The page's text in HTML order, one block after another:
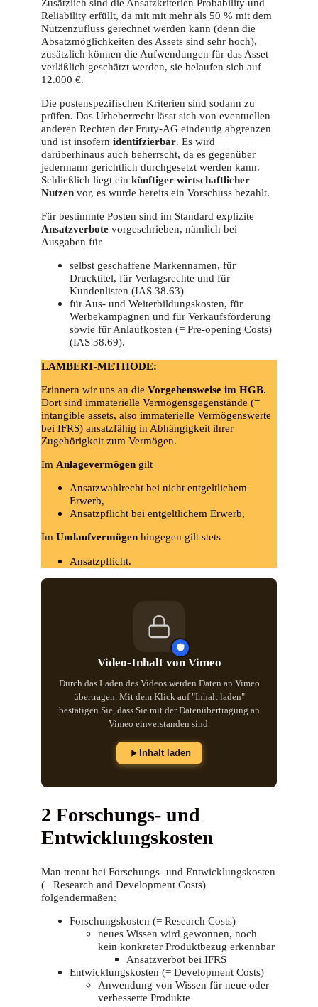
Reliability erfüllt, da mit mit mehr als 50 % mit dem
Nutzenzufluss gerechnet werden kann (denn die
Absatzmöglichkeiten des Assets sind sehr hoch),
zusätzlich können die Aufwendungen für das Asset
verläßlich geschätzt werden, sie belaufen sich auf
12.000 €.
Die postenspezifischen Kriterien sind sodann zu
prüfen. Das Urheberrecht lässt sich von eventuellen
anderen Rechten der Fruty-AG eindeutig abgrenzen
und ist insofern identifzierbar. Es wird
darüberhinaus auch beherrscht, da es gegenüber
jedermann gerichtlich durchgesetzt werden kann.
Schließlich liegt ein künftiger wirtschaftlicher
Nutzen vor, es wurde bereits ein Vorschuss bezahlt.
Für bestimmte Posten sind im Standard explizite
Ansatzverbote vorgeschrieben, nämlich bei
Ausgaben für
selbst geschaffene Markennamen, für
Drucktitel, für Verlagsrechte und für
Kundenlisten (IAS 38.63)
für Aus- und Weiterbildungskosten, für
Werbekampagnen und für Verkaufsförderung
sowie für Anlaufkosten (= Pre-opening Costs)
(IAS 38.69).
LAMBERT-METHODE:
Erinnern wir uns an die Vorgehensweise im HGB.
Dort sind immaterielle Vermögensgegenstände (=
intangible assets, also immaterielle Vermögenswerte
bei IFRS) ansatzfähig in Abhängigkeit ihrer
Zugehörigkeit zum Vermögen.
Im Anlagevermögen gilt
Ansatzwahlrecht bei nicht entgeltlichem
Erwerb,
Ansatzpflicht bei entgeltlichem Erwerb,
Im Umlaufvermögen hingegen gilt stets
Ansatzpflicht.
Video-Inhalt von Vimeo
Durch das Laden des Videos werden Daten an Vimeo
übertragen. Mit dem Klick auf "Inhalt laden"
bestätigen Sie, dass Sie mit der Datenübertragung an
Vimeo einverstanden sind.
Inhalt laden
2 Forschungs- und
Entwicklungskosten
Man trennt bei Forschungs- und Entwicklungskosten
(= Research and Development Costs)
folgendermaßen:
Forschungskosten (= Research Costs)
neues Wissen wird gewonnen, noch
kein konkreter Produktbezug erkennbar
Ansatzverbot bei IFRS
Entwicklungskosten (= Development Costs)
Anwendung von Wissen für neue oder
verbesserte Produkte